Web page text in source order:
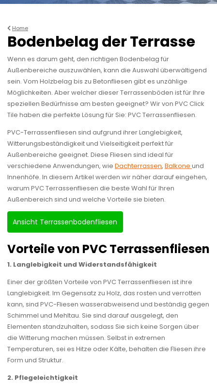
Home
Bodenbelag der Terrasse
Wenn es darum geht, den richtigen Bodenbelag für
Außenbereiche auszuwählen, kann die Auswahl überwältigend
sein. Vom Holzbelag bis zu Betonfliesen gibt es unzählige
Möglichkeiten. Aber welcher dieser Terrassenböden ist für Ihre
speziellen Bedürfnisse am besten geeignet? Wir von PVC Click
Tile haben die perfekte Lösung für Sie: PVC Terrassenfliesen.
PVC-Terrassenfliesen sind aufgrund ihrer Langlebigkeit,
Witterungsbeständigkeit und Vielseitigkeit perfekt für
Außenbereiche geeignet. Diese Fliesen sind ideal für
verschiedene Anwendungen, wie Dachterrassen, Balkone und
Innenhöfe. In diesem Artikel werden wir näher darauf eingehen,
warum PVC Terrassenfliesen die beste Wahl für Ihren
Außenbereich sind und welche Vorteile sie bieten.
Ansicht Terrassenbodenfliesen
Vorteile von PVC Terrassenfliesen
1. Langlebigkeit und Widerstandsfähigkeit
Einer der größten Vorteile von PVC Terrassenfliesen ist ihre
Langlebigkeit. Im Gegensatz zu Holz, das rosten und verrotten
kann, sind PVC-Fliesen wasserabweisend und beständig gegen
Schimmel und Mehltau. Sie sind darauf ausgelegt, den
Elementen standzuhalten, sodass Sie sich keine Sorgen über
die Witterung machen müssen. Selbst in extremen
Temperaturen, sei es Hitze oder Kälte, behalten die Fliesen ihre
Form und Struktur.
2. Pflegeleichtigkeit